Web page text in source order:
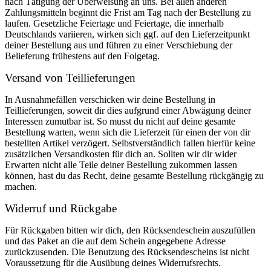
Zahlungsmitteln beginnt die Frist am Tag nach der Bestellung zu
laufen. Gesetzliche Feiertage und Feiertage, die innerhalb
Deutschlands variieren, wirken sich ggf. auf den Lieferzeitpunkt
deiner Bestellung aus und führen zu einer Verschiebung der
Belieferung frühestens auf den Folgetag.
Versand von Teillieferungen
In Ausnahmefällen verschicken wir deine Bestellung in
Teillieferungen, soweit dir dies aufgrund einer Abwägung deiner
Interessen zumutbar ist. So musst du nicht auf deine gesamte
Bestellung warten, wenn sich die Lieferzeit für einen der von dir
bestellten Artikel verzögert. Selbstverständlich fallen hierfür keine
zusätzlichen Versandkosten für dich an. Sollten wir dir wider
Erwarten nicht alle Teile deiner Bestellung zukommen lassen
können, hast du das Recht, deine gesamte Bestellung rückgängig zu
machen.
Widerruf und Rückgabe
Für Rückgaben bitten wir dich, den Rücksendeschein auszufüllen
und das Paket an die auf dem Schein angegebene Adresse
zurückzusenden. Die Benutzung des Rücksendescheins ist nicht
Voraussetzung für die Ausübung deines Widerrufsrechts.